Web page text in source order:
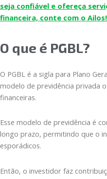
seja confiável e ofereça
financeira, conte com o Ailos!
O que é PGBL?
O PGBL é a sigla para Plano
modelo de previdência privada
financeiras.
Esse modelo de previdência é
longo prazo, permitindo que o
esporádicos.
Então, o investidor faz